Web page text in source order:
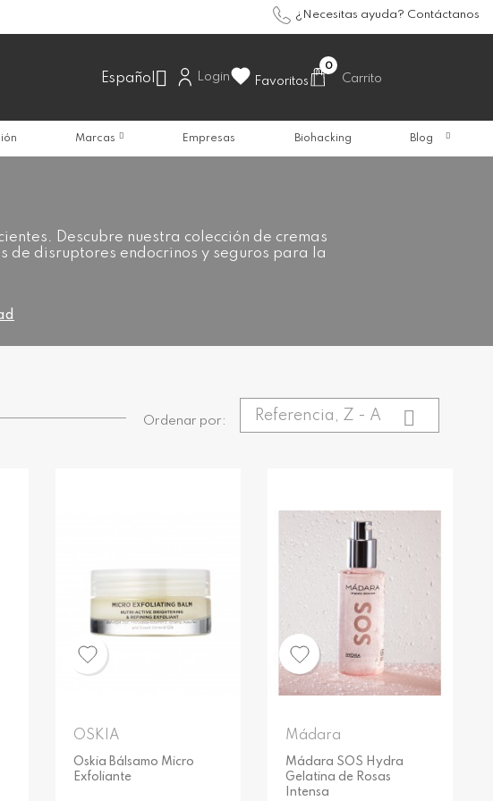
¿Necesitas ayuda? Contáctanos
Español  Login Favoritos
0
Carrito
Marcas Empresas Biohacking Blog
Descubre nuestra colección de cremas
disruptores endocrinos y seguros para la
Ordenar por: Referencia, Z - A 
OSKIA
Oskia Bálsamo Micro
Exfoliante
Mádara
Mádara SOS Hydra
Gelatina de Rosas
Intensa